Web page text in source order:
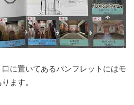
に置いてあるパンフレットにはモ
ます。